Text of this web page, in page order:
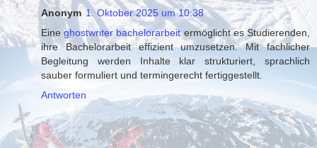
Anonym 1. Oktober 2025 um 10:38
Eineghostwriter bachelorarbeitermöglicht es Studierenden,
ihre Bachelorarbeit effizient umzusetzen. Mit fachlicher
Begleitung werden Inhalte klar strukturiert, sprachlich
sauber formuliert und termingerecht fertiggestellt.
Antworten